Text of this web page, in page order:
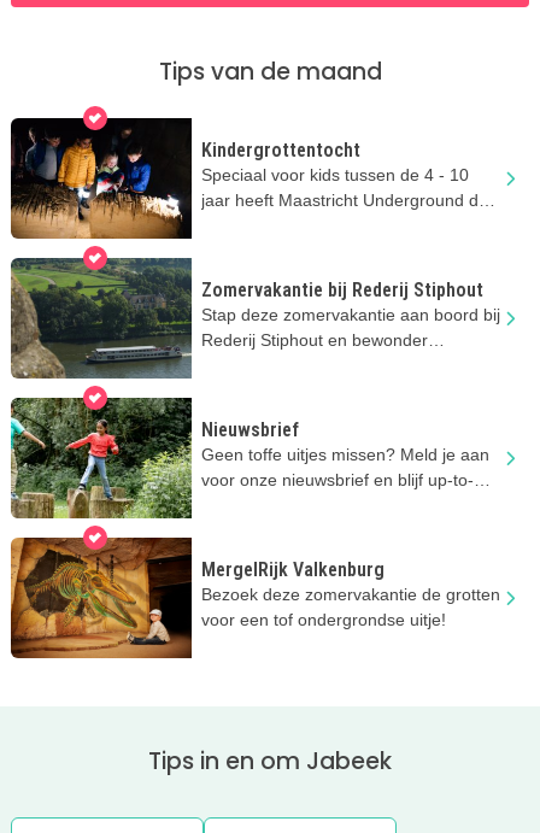
Tips van de maand
Kindergrottentocht
Speciaal voor kids tussen de 4 - 10
jaar heeft Maastricht Underground de
Zomervakantie bij Rederij Stiphout
Stap deze zomervakantie aan boord bij
Rederij Stiphout en bewonder
Nieuwsbrief
Geen toffe uitjes missen? Meld je aan
voor onze nieuwsbrief en blijf up-to-
MergelRijk Valkenburg
Bezoek deze zomervakantie de grotten
voor een tof ondergrondse uitje!
Tips in en om Jabeek